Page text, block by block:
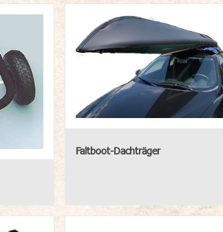
Faltboot-Dachträger